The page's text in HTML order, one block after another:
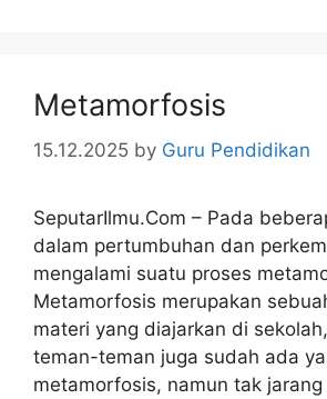
Metamorfosis
15.12.2025 by Guru Pendidikan
SeputarIlmu.Com – Pada
dalam pertumbuhan dan
mengalami suatu proses
Metamorfosis merupakan
materi yang diajarkan di
teman-teman juga sudah ada
metamorfosis, namun tak jarang